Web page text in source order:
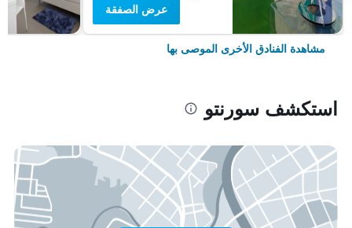
عرض الصفقة
مشاهدة الفنادق الأخرى الموصى بها
استكشف سورنتو